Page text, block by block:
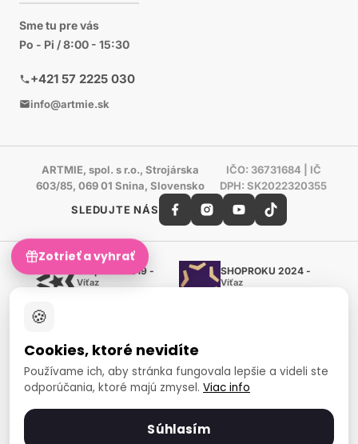
Sme tu pre vás
Po - Pi / 8:00 - 15:30
+421 57 2225 030
info@artmie.sk
ARTMIE, spol. s r.o., Strojárska
603/85, 069 01 Snina, Slovensko
IČO: 36731684 | IČ
DPH: SK2022320355
SLEDUJTE NÁS
Shoproku 2019 -
Víťaz
SHOPROKU 2024 -
Víťaz
European Art Awards
Organizátor medzinárodnej
súťaže
Európsky sociálny fond
Zamestnanosť a sociálna
🍪
Cookies, ktoré nevidíte
Používame ich, aby stránka fungovala lepšie a videli ste
odporúčania, ktoré majú zmysel. Viac info
Súhlasím
Zotrieť a vyhrať